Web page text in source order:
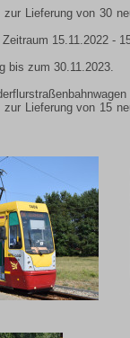
Lieferung von 30
15.11.2022 -
bis zum 30.11.2023.
Lieferung von 15